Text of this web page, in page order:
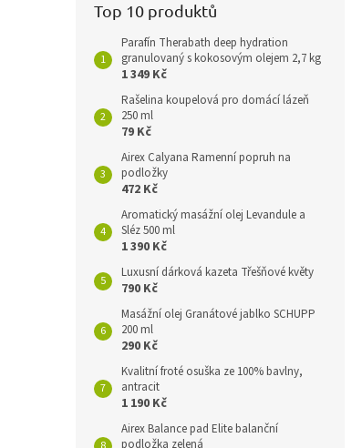
Top 10 produktů
Parafín Therabath deep hydration
granulovaný s kokosovým olejem 2,7 kg
1 349 Kč
Rašelina koupelová pro domácí lázeň
250 ml
79 Kč
Airex Calyana Ramenní popruh na
podložky
472 Kč
Aromatický masážní olej Levandule a
Sléz 500 ml
1 390 Kč
Luxusní dárková kazeta Třešňové květy
790 Kč
Masážní olej Granátové jablko SCHUPP
200 ml
290 Kč
Kvalitní froté osuška ze 100% bavlny,
antracit
1 190 Kč
Airex Balance pad Elite balanční
podložka zelená